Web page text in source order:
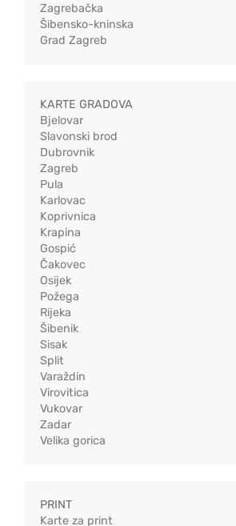
Zagrebačka
Šibensko-kninska
Grad Zagreb
KARTE GRADOVA
Bjelovar
Slavonski brod
Dubrovnik
Zagreb
Pula
Karlovac
Koprivnica
Krapina
Gospić
Čakovec
Osijek
Požega
Rijeka
Šibenik
Sisak
Split
Varaždin
Virovitica
Vukovar
Zadar
Velika gorica
PRINT
Karte za print